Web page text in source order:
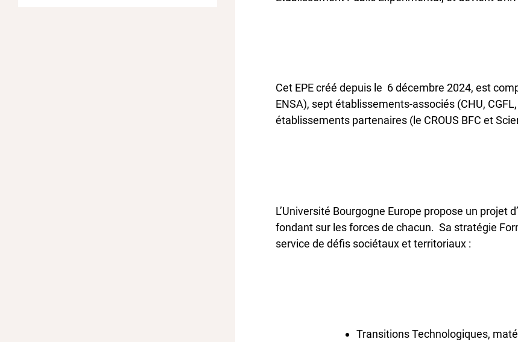
Cet EPE créé depuis le 6 décembre 2024, est
ENSA), sept établissements-associés (CHU, CGFL,
établissements partenaires (le CROUS BFC et
L’Université Bourgogne Europe propose un projet
fondant sur les forces de chacun. Sa stratégie
service de défis sociétaux et territoriaux :
Transitions Technologiques,